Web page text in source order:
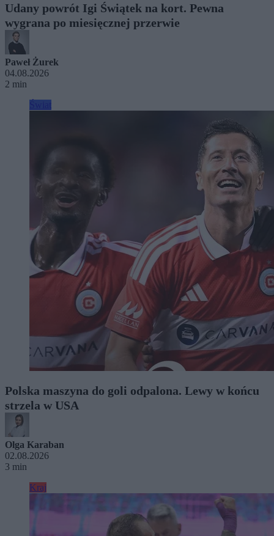
Udany powrót Igi Świątek na kort. Pewna
wygrana po miesięcznej przerwie
Paweł Żurek
04.08.2026
2 min
Polska maszyna do goli odpalona. Lewy w końcu
strzela w USA
Olga Karaban
02.08.2026
3 min
Kraj